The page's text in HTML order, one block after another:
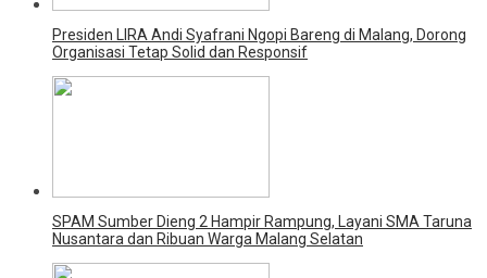
Presiden LIRA Andi Syafrani Ngopi Bareng di Malang, Dorong
Organisasi Tetap Solid dan Responsif
SPAM Sumber Dieng 2 Hampir Rampung, Layani SMA Taruna
Nusantara dan Ribuan Warga Malang Selatan